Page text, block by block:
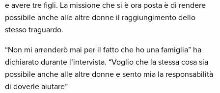
e avere tre figli. La missione che si è ora posta è di rendere
possibile anche alle altre donne il raggiungimento dello
stesso traguardo.
“Non mi arrenderò mai per il fatto che ho una famiglia” ha
dichiarato durante l’intervista. “Voglio che la stessa cosa sia
possibile anche alle altre donne e sento mia la responsabilità
di doverle aiutare”